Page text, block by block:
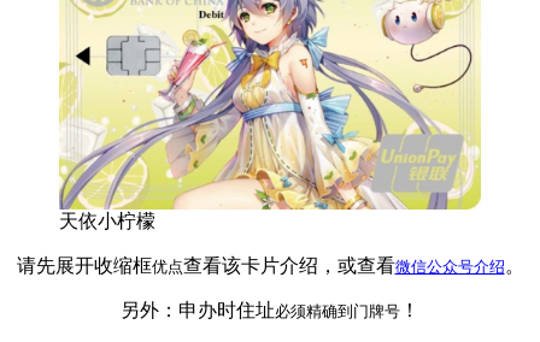
天依小柠檬
请先展开收缩框优点查看该卡片介绍，或查看微信公众号介绍 。
另外：申办时住址必须精确到门牌号 ！